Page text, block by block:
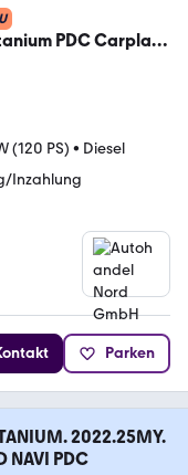
PDC Carplay
02/28
(120 PS) • Diesel
Inzahlung
Parken
2022.25MY.
NAVI PDC